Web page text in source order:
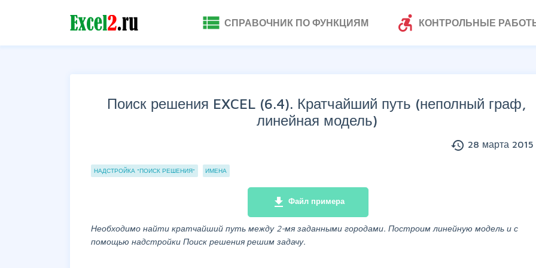
view_list СПРАВОЧНИК ПО ФУНКЦИЯМ accessible_forward КОНТРОЛЬНЫЕ
Поиск решения EXCEL (6.4). Кратчайший путь (неполный граф,
линейная модель)
history 28 марта 2015
Группы статей
НАДСТРОЙКА "ПОИСК РЕШЕНИЯ" ИМЕНА
file_download Файл примера
Необходимо найти кратчайший путь между 2-мя заданными городами. Построим линейную модель и с
помощью надстройки Поиск решения решим задачу.